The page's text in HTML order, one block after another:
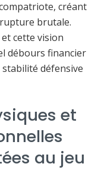
créant
brutale.
cette vision
débours financier
défensive
et
au jeu